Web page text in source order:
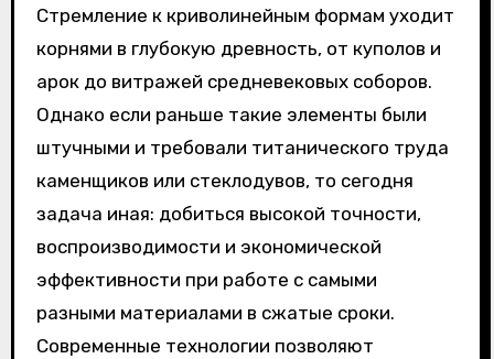
Стремление к криволинейным формам уходит
корнями в глубокую древность, от куполов и
арок до витражей средневековых соборов.
Однако если раньше такие элементы были
штучными и требовали титанического труда
каменщиков или стеклодувов, то сегодня
задача иная: добиться высокой точности,
воспроизводимости и экономической
эффективности при работе с самыми
разными материалами в сжатые сроки.
Современные технологии позволяют